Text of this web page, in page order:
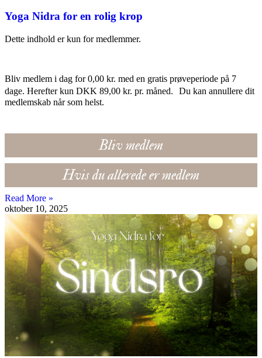
Yoga Nidra for en rolig krop
Dette indhold er kun for medlemmer.
Bliv medlem i dag for 0,00 kr. med en gratis prøveperiode på 7
dage. Herefter kun DKK 89,00 kr. pr. måned. Du kan annullere dit
medlemskab når som helst.
Bliv medlem
Hvis du allerede er medlem
Read More »
oktober 10, 2025